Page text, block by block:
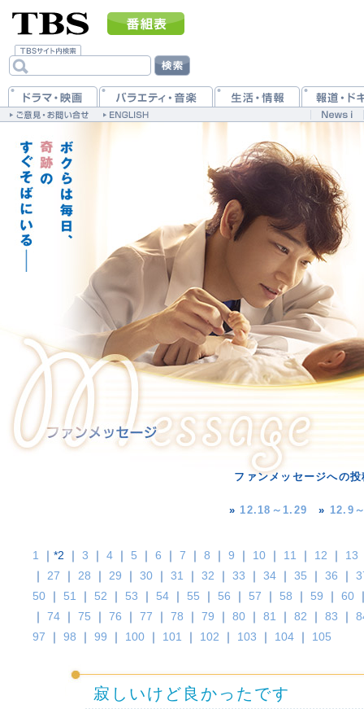
ファンメッセージへの
»12.18～1.29 » 12.9
1 ｜*2 ｜ 3 ｜ 4 ｜ 5 ｜ 6 ｜ 7 ｜ 8 ｜ 9 ｜ 10 ｜ 11 ｜ 12 ｜ 13
｜ 27 ｜ 28 ｜ 29 ｜ 30 ｜ 31 ｜ 32 ｜ 33 ｜ 34 ｜ 35 ｜ 36 ｜
50 ｜ 51 ｜ 52 ｜ 53 ｜ 54 ｜ 55 ｜ 56 ｜ 57 ｜ 58 ｜ 59 ｜ 60
｜ 74 ｜ 75 ｜ 76 ｜ 77 ｜ 78 ｜ 79 ｜ 80 ｜ 81 ｜ 82 ｜ 83 ｜
97 ｜ 98 ｜ 99 ｜ 100 ｜ 101 ｜ 102 ｜ 103 ｜ 104 ｜ 105
寂しいけど良かったです